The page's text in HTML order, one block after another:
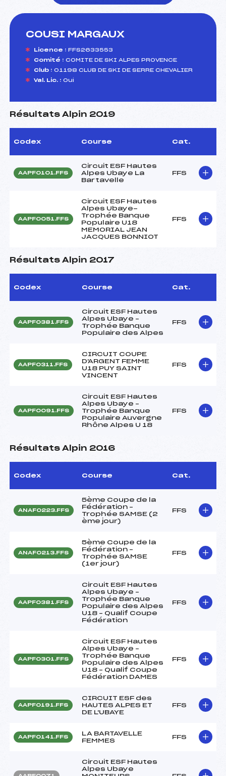
COUSI MARGAUX
Licence : FFS2633553
Comité : COMITE DE SKI ALPES PROVENCE
Club : 01198 CLUB DE SKI DE SERRE CHEVALIER
Val. Lic. : Oui
Résultats Alpin 2019
Codex Course Cat.
AAPF0101.FFS
Circuit ESF Hautes
Alpes Ubaye La
Bartavelle
FFS
AAPF0051.FFS
Circuit ESF Hautes
Alpes Ubaye-
Trophée Banque
Populaire U18
MEMORIAL JEAN
JACQUES BONNIOT
FFS
Résultats Alpin 2017
Codex Course Cat.
AAPF0381.FFS
Circuit ESF Hautes
Alpes Ubaye –
Trophée Banque
Populaire des Alpes
FFS
AAPF0311.FFS
CIRCUIT COUPE
D'ARGENT FEMME
U18 PUY SAINT
VINCENT
FFS
AAPF0091.FFS
Circuit ESF Hautes
Alpes Ubaye –
Trophée Banque
Populaire Auvergne
Rhône Alpes U 18
FFS
Résultats Alpin 2016
Codex Course Cat.
ANAF0223.FFS
5ème Coupe de la
Fédération –
Trophée SAMSE (2
ème jour)
FFS
ANAF0213.FFS
5ème Coupe de la
Fédération –
Trophée SAMSE
(1er jour)
FFS
AAPF0381.FFS
Circuit ESF Hautes
Alpes Ubaye –
Trophée Banque
Populaire des Alpes
U18 – Qualif Coupe
Fédération
FFS
AAPF0301.FFS
Circuit ESF Hautes
Alpes Ubaye –
Trophée Banque
Populaire des Alpes
U18 – Qualif Coupe
Fédération DAMES
FFS
AAPF0191.FFS
CIRCUIT ESF des
HAUTES ALPES ET
DE L'UBAYE
FFS
AAPF0141.FFS
LA BARTAVELLE
FEMMES
FFS
Circuit ESF Hautes
Alpes Ubaye